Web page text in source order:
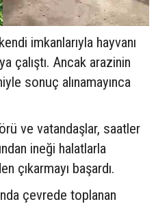
imkanlarıyla hayvanı
çalıştı. Ancak arazinin
sonuç alınamayınca
ve vatandaşlar, saatler
ineği halatlarla
çıkarmayı başardı.
çevrede toplanan